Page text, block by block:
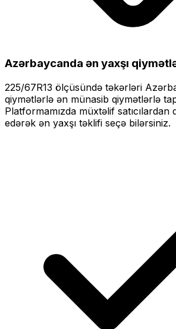
Azərbaycanda ən yaxşı
225/67R13 ölçüsündə təkərləri
qiymətlərlə ən münasib qiymətlərlə
Platformamızda müxtəlif satıcılardan
edərək ən yaxşı təklifi seçə bilərsiniz.